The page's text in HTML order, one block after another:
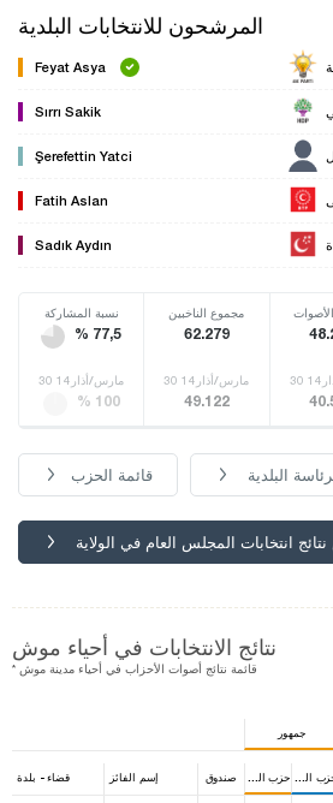
المرشحون للانتخابات البلدية
Feyat Asya
Sırrı Sakik
Şerefettin Yatci
Fatih Aslan
Sadık Aydın
نسبة المشاركة
% 77,5
مجموع الناخبين
62.279
30 مارس/أذار14
% 100
30 مارس/أذار14
49.122
قائمة الحزب البلدية
انتخابات المجلس العام في الولاية
نتائج الانتخابات في أحياء موش
* قائمة نتائج أصوات الأحزاب في أحياء مدينة موش
جمهور
قضاء - بلدة إسم الفائز صندوق